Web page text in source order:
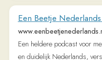
Het Financieele Dagblad
Het laatste nieuws over de beurs,